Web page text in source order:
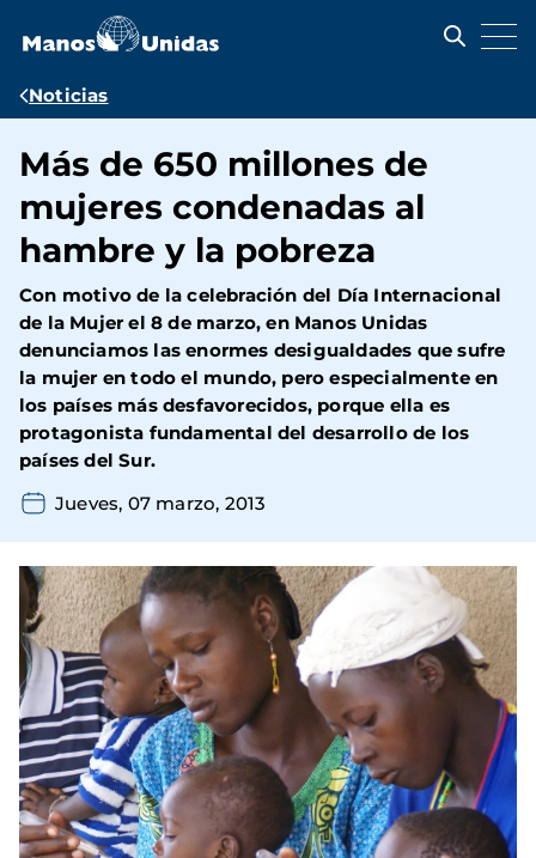
contenido
Ruta
navegación
Noticias
Más de 650 millones de
mujeres condenadas al
hambre y la pobreza
Con motivo de la celebración del Día Internacional
de la Mujer el 8 de marzo, en Manos Unidas
denunciamos las enormes desigualdades que sufre
la mujer en todo el mundo, pero especialmente en
los países más desfavorecidos, porque ella es
protagonista fundamental del desarrollo de los
países del Sur.
Jueves, 07 marzo, 2013